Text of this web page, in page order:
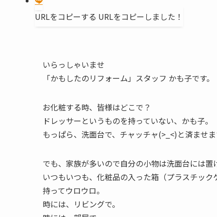
URLをコピーする URLをコピーしました！
いらっしゃいませ
「かもしたのリフォーム」スタッフ かも子です。
お化粧する時、皆様はどこで？
ドレッサーというものを持っていない、かも子。
もっぱら、洗面台で、チャッチャ(>_<)と済ませま
でも、家族が多いので自分の小物は洗面台には置
いつもいつも、化粧品の入った箱（プラスチック
持ってウロウロ。
時には、リビングで。